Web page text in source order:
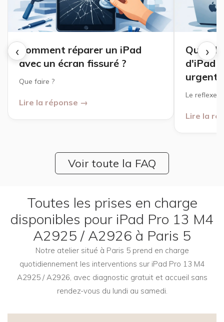
‹ ›
Comment réparer un iPad
avec un écran fissuré ?
Que faire ?
Lire la réponse →
Quand
d'iPad
Le reflexe
Lire la
Voir toute la FAQ
Toutes les prises en charge
disponibles pour iPad Pro 13 M4
A2925 / A2926 à Paris 5
Notre atelier situé à Paris 5 prend en charge
quotidiennement les interventions sur iPad Pro 13 M4
A2925 / A2926, avec diagnostic gratuit et accueil sans
rendez-vous du lundi au samedi.